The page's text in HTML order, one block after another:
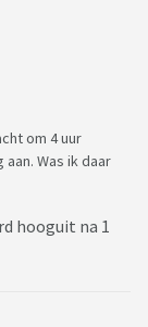
om 4 uur
Was ik daar
hooguit na 1